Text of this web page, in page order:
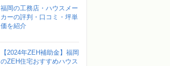
福岡の工務店・ハウスメー
カーの評判・口コミ・坪単
価を紹介
【2024年ZEH補助金】福岡
のZEH住宅おすすめハウス